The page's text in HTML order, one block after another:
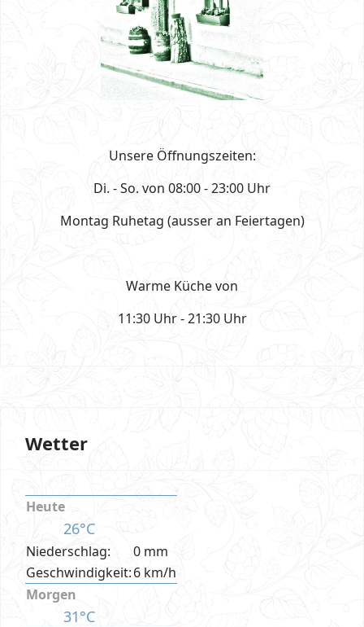
Unsere Öffnungszeiten:
Di. - So. von 08:00 - 23:00 Uhr
Montag Ruhetag (ausser an Feiertagen)
Warme Küche von
11:30 Uhr - 21:30 Uhr
Wetter
Heute
26°C
Niederschlag:
0 mm
Geschwindigkeit:6 km/h
Morgen
31°C